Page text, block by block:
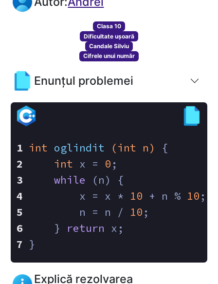
Clasa 10
Dificultate ușoară
Candale Silviu
Cifrele unui număr
Enunțul problemei
int oglindit (int n)
{
int x = 0 ;
while (n) {
        x = x *
10 + n % 10 ;
        n = n /
10 ;
    }
return x;
}
Explică rezolvarea